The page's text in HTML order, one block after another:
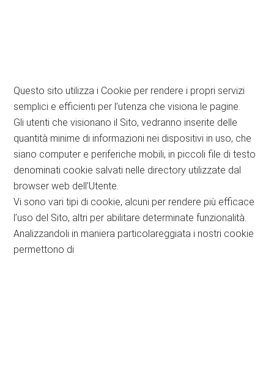
Questo sito utilizza i Cookie per rendere i propri servizi
semplici e efficienti per l’utenza che visiona le pagine.
Gli utenti che visionano il Sito, vedranno inserite delle
quantità minime di informazioni nei dispositivi in uso, che
siano computer e periferiche mobili, in piccoli file di testo
denominati cookie salvati nelle directory utilizzate dal
browser web dell’Utente.
Vi sono vari tipi di cookie, alcuni per rendere più efficace
l’uso del Sito, altri per abilitare determinate funzionalità.
Analizzandoli in maniera particolareggiata i nostri cookie
permettono di